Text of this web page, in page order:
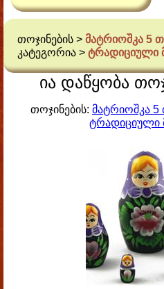
თოჯინების > მატრიოშკა 5
კატეგორია > ტრადიციული
ია დაწყობა
თოჯინების: მატრიოშკა 5
ტრადიციული